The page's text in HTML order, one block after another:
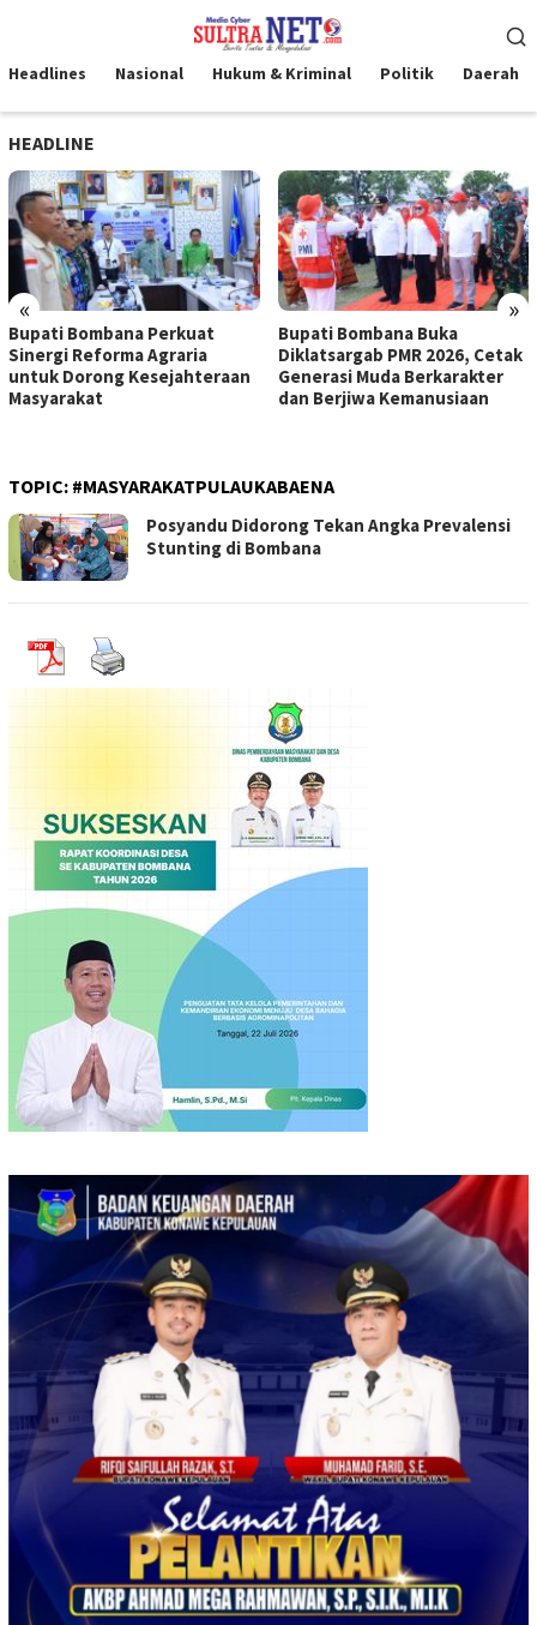
kontenMobile
Headlines Nasional Hukum & Kriminal Politik Daerah
HEADLINE
« »
Bupati Bombana Perkuat
Sinergi Reforma Agraria
untuk Dorong Kesejahteraan
Masyarakat
Bupati Bombana Buka
Diklatsargab PMR 2026, Cetak
Generasi Muda Berkarakter
dan Berjiwa Kemanusiaan
TOPIC: #MASYARAKATPULAUKABAENA
Posyandu Didorong Tekan Angka Prevalensi
Stunting di Bombana